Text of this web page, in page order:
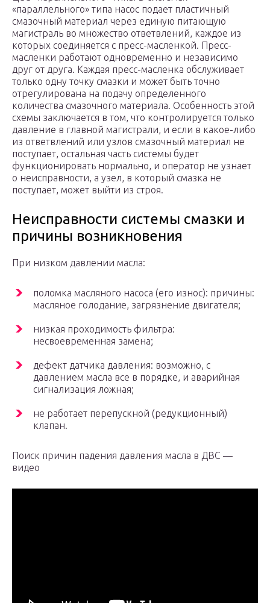
«параллельного» типа насос подает пластичный
смазочный материал через единую питающую
магистраль во множество ответвлений, каждое из
которых соединяется с пресс-масленкой. Пресс-
масленки работают одновременно и независимо
друг от друга. Каждая пресс-масленка обслуживает
только одну точку смазки и может быть точно
отрегулирована на подачу определенного
количества смазочного материала. Особенность этой
схемы заключается в том, что контролируется только
давление в главной магистрали, и если в какое-либо
из ответвлений или узлов смазочный материал не
поступает, остальная часть системы будет
функционировать нормально, и оператор не узнает
о неисправности, а узел, в который смазка не
поступает, может выйти из строя.
Неисправности системы смазки и
причины возникновения
При низком давлении масла:
поломка масляного насоса (его износ): причины:
масляное голодание, загрязнение двигателя;
низкая проходимость фильтра:
несвоевременная замена;
дефект датчика давления: возможно, с
давлением масла все в порядке, и аварийная
сигнализация ложная;
не работает перепускной (редукционный)
клапан.
Поиск причин падения давления масла в ДВС —
видео